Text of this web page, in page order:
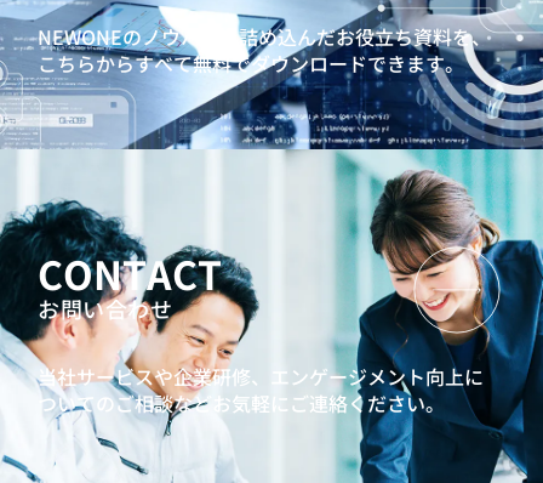
NEWONEのノウハウを詰め込んだお役立ち資料を、
こちらからすべて無料でダウンロードできます。
CONTACT
お問い合わせ
当社サービスや企業研修、エンゲージメント向上に
ついてのご相談などお気軽にご連絡ください。